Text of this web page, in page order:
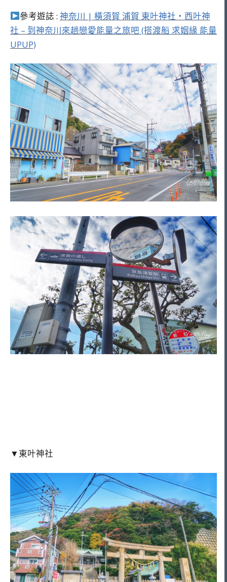
參考遊誌 : 神奈川 | 橫須賀 浦賀 東叶神社・西叶神
社 – 到神奈川來趟戀愛能量之旅吧 (搭渡船 求姻緣 能量
UPUP)
▼東叶神社